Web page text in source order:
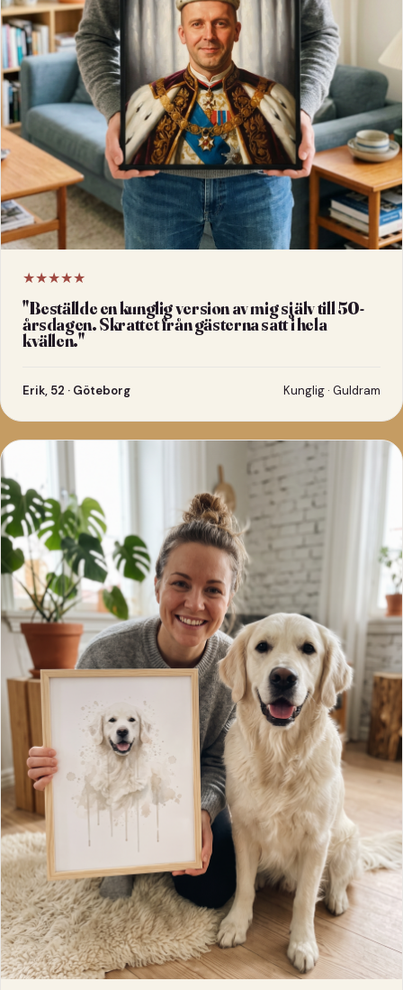
★★★★★
"Beställde en kunglig version av mig själv till 50-
årsdagen. Skrattet från gästerna satt i hela
kvällen."
Erik, 52 · Göteborg Kunglig · Guldram